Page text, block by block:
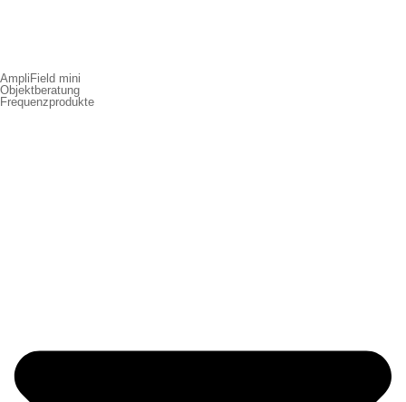
AmpliField mini
Objektberatung
Frequenzprodukte